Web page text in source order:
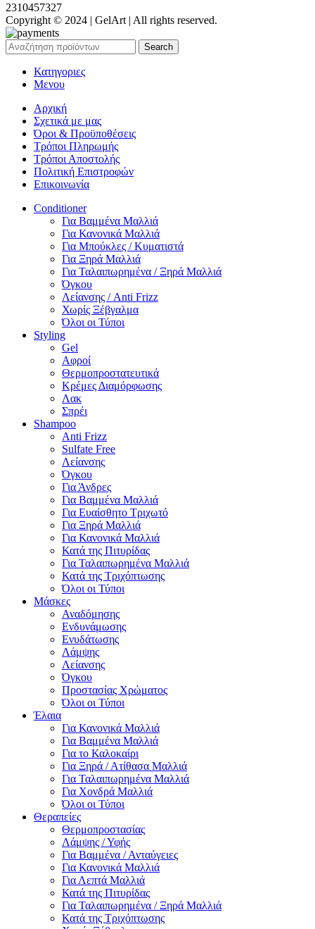
2310457327
Copyright © 2024 | GelArt | All rights reserved.
Search
Κατηγοριες
Μενου
Αρχική
Σχετικά με μας
Όροι & Προϋποθέσεις
Τρόποι Πληρωμής
Τρόποι Αποστολής
Πολιτική Επιστροφών
Επικοινωνία
Conditioner
Για Βαμμένα Μαλλιά
Για Κανονικά Μαλλιά
Για Μπούκλες / Κυματιστά
Για Ξηρά Μαλλιά
Για Ταλαιπωρημένα / Ξηρά Μαλλιά
Όγκου
Λείανσης / Anti Frizz
Χωρίς Ξέβγαλμα
Όλοι οι Τύποι
Styling
Gel
Αφροί
Θερμοπροστατευτικά
Κρέμες Διαμόρφωσης
Λακ
Σπρέι
Shampoo
Anti Frizz
Sulfate Free
Λείανσης
Όγκου
Για Άνδρες
Για Βαμμένα Μαλλιά
Για Ευαίσθητο Τριχωτό
Για Ξηρά Μαλλιά
Για Κανονικά Μαλλιά
Κατά της Πιτυρίδας
Για Ταλαιπωρημένα Μαλλιά
Κατά της Τριχόπτωσης
Όλοι οι Τύποι
Μάσκες
Αναδόμησης
Ενδυνάμωσης
Ενυδάτωσης
Λάμψης
Λείανσης
Όγκου
Προστασίας Χρώματος
Όλοι οι Τύποι
Έλαια
Για Κανονικά Μαλλιά
Για Βαμμένα Μαλλιά
Για το Καλοκαίρι
Για Ξηρά / Ατίθασα Μαλλιά
Για Ταλαιπωρημένα Μαλλιά
Για Χονδρά Μαλλιά
Όλοι οι Τύποι
Θεραπείες
Θερμοπροστασίας
Λάμψης / Υφής
Για Βαμμένα / Ανταύγειες
Για Κανονικά Μαλλιά
Για Λεπτά Μαλλιά
Κατά της Πιτυρίδας
Για Ταλαιπωρημένα / Ξηρά Μαλλιά
Κατά της Τριχόπτωσης